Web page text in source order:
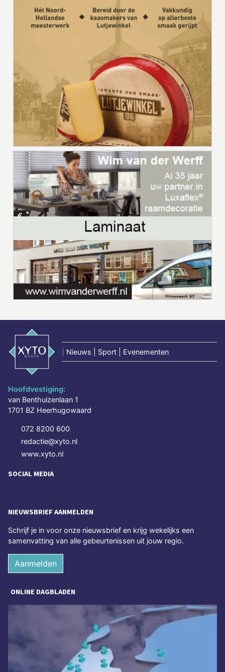
Nieuws | Sport | Evenementen
Hoofdvestiging:
van Benthuizenlaan 1
1701 BZ Heerhugowaard
072 8200 600
redactie@xyto.nl
www.xyto.nl
SOCIAL MEDIA
NIEUWSBRIEF AANMELDEN
Schrijf je in voor onze nieuwsbrief en krijg wekelijks een
samenvatting van alle gebeurtenissen uit jouw regio.
Aanmelden
ONLINE DAGBLADEN